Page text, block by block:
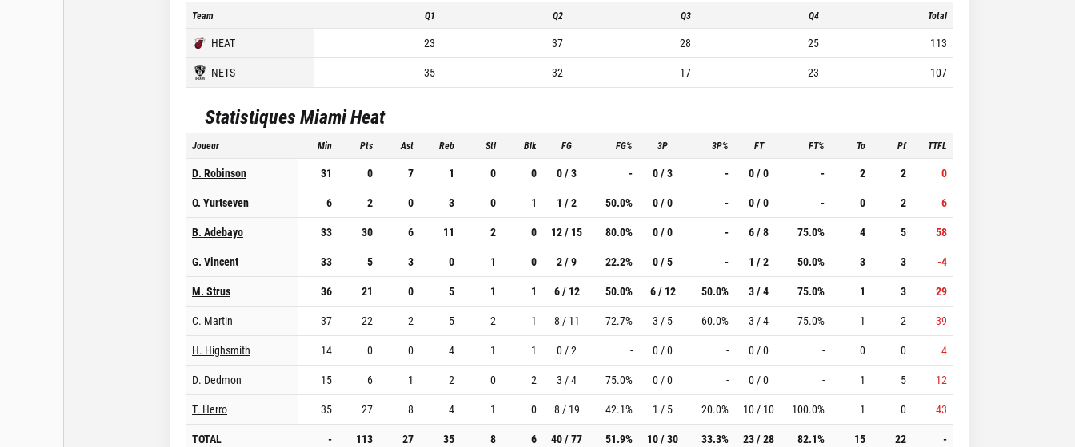
Team Q1 Q2 Q3 Q4 Total
HEAT 23 37 28 25
113
NETS
35 32 17 23 107
StatistiquesMiami Heat
Joueur Min Pts Ast Reb Stl Blk FG FG% 3P 3P% FT FT% To Pf TTFL
D. Robinson 31 0 7 1 0 0 0 / 3 - 0 / 3 - 0 / 0 - 2 2
0
O. Yurtseven
6 2 0 3 0 1 1 / 2 50.0% 0 / 0 - 0 / 0 - 0 2
6
B. Adebayo
33 30 6 11 2 0 12 / 15 80.0% 0 / 0 - 6 / 8 75.0% 4 5
58
G. Vincent
33 5 3 0 1 0 2 / 9 22.2% 0 / 5 - 1 / 2 50.0% 3 3
-4
M. Strus
36 21 0 5 1 1 6 / 12 50.0% 6 / 12 50.0% 3 / 4 75.0% 1 3
29
C. Martin
37 22 2 5 2 1 8 / 11 72.7% 3 / 5 60.0% 3 / 4 75.0% 1 2
39
H. Highsmith
14 0 0 4 1 1 0 / 2 - 0 / 0 - 0 / 0 - 0 0
4
D. Dedmon
15 6 1 2 0 2 3 / 4 75.0% 0 / 0 - 0 / 0 - 1 5
12
T. Herro
35 27 8 4 1 0 8 / 19 42.1% 1 / 5 20.0% 10 / 10 100.0% 1 0
43
TOTAL
- 113 27 35 8 6 40 / 77 51.9% 10 / 30 33.3% 23 / 28 82.1% 15 22 -